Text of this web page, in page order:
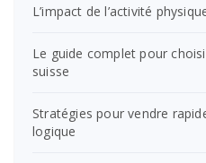
L’impact de l’activité
Le guide complet pour
suisse
Stratégies pour vendre
logique